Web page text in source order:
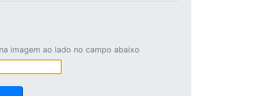
imagem ao lado no campo abaixo